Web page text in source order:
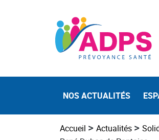
NOS ACTUALITÉS
Accueil > Actualités >